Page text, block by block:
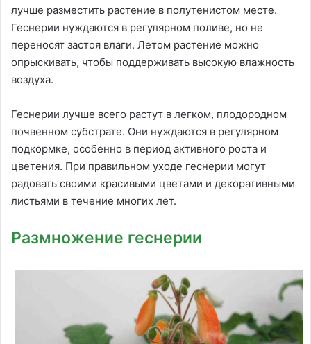
лучше разместить растение в полутенистом месте.
Геснерии нуждаются в регулярном поливе, но не
переносят застоя влаги. Летом растение можно
опрыскивать, чтобы поддерживать высокую влажность
воздуха.
Геснерии лучше всего растут в легком, плодородном
почвенном субстрате. Они нуждаются в регулярном
подкормке, особенно в период активного роста и
цветения. При правильном уходе геснерии могут
радовать своими красивыми цветами и декоративными
листьями в течение многих лет.
Размножение геснерии